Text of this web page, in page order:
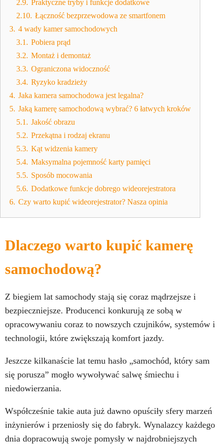
2.9. Praktyczne tryby i funkcje dodatkowe
2.10. Łączność bezprzewodowa ze smartfonem
3. 4 wady kamer samochodowych
3.1. Pobiera prąd
3.2. Montaż i demontaż
3.3. Ograniczona widoczność
3.4. Ryzyko kradzieży
4. Jaka kamera samochodowa jest legalna?
5. Jaką kamerę samochodową wybrać? 6 łatwych kroków
5.1. Jakość obrazu
5.2. Przekątna i rodzaj ekranu
5.3. Kąt widzenia kamery
5.4. Maksymalna pojemność karty pamięci
5.5. Sposób mocowania
5.6. Dodatkowe funkcje dobrego wideorejestratora
6. Czy warto kupić wideorejestrator? Nasza opinia
Dlaczego warto kupić kamerę
samochodową?
Z biegiem lat samochody stają się coraz mądrzejsze i
bezpieczniejsze. Producenci konkurują ze sobą w
opracowywaniu coraz to nowszych czujników, systemów i
technologii, które zwiększają komfort jazdy.
Jeszcze kilkanaście lat temu hasło „samochód, który sam
się porusza” mogło wywoływać salwę śmiechu i
niedowierzania.
Współcześnie takie auta już dawno opuściły sfery marzeń
inżynierów i przeniosły się do fabryk. Wynalazcy każdego
dnia dopracowują swoje pomysły w najdrobniejszych